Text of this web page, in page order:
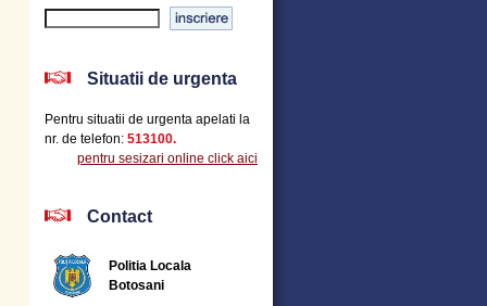
Situatii de urgenta
Pentru situatii de urgenta apelati la
nr. de telefon: 513100.
pentru sesizari online click aici
Contact
Politia Locala
Botosani